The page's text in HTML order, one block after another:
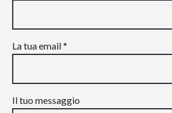
La tua email *
Il tuo messaggio